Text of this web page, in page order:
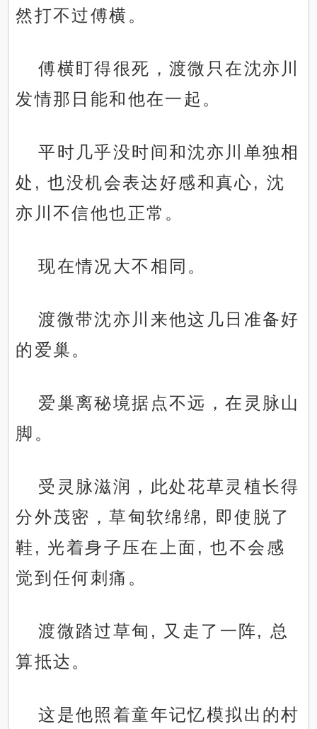
然打不过傅横。
傅横盯得很死，渡微只在沈亦川
发情那日能和他在一起。
平时几乎没时间和沈亦川单独相
处, 也没机会表达好感和真心, 沈
亦川不信他也正常。
现在情况大不相同。
渡微带沈亦川来他这几日准备好
的爱巢。
爱巢离秘境据点不远，在灵脉山
脚。
受灵脉滋润，此处花草灵植长得
分外茂密，草甸软绵绵, 即使脱了
鞋, 光着身子压在上面, 也不会感
觉到任何刺痛。
渡微踏过草甸, 又走了一阵, 总
算抵达。
这是他照着童年记忆模拟出的村